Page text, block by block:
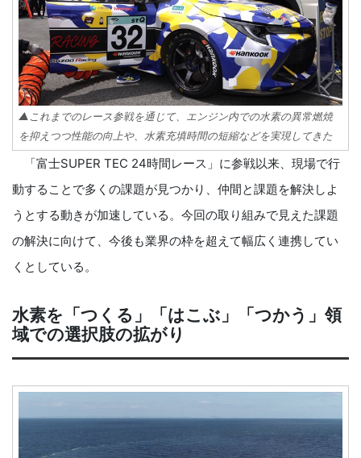
▲これまでのレース参戦を通じて、エンジン内での水素の異常燃焼
を抑えつつ性能の向上や、水素充填時間の短縮などを実現してきた
「富士SUPER TEC 24時間レース」に参戦以来、現場で行
動することで多くの課題が見つかり、仲間と課題を解決しよ
うとする動きが加速している。今回の取り組みで見えた課題
の解決に向けて、今後も業界の枠を超えて幅広く連携してい
くとしている。
水素を「つくる」「はこぶ」「つかう」領
域での選択肢の拡がり